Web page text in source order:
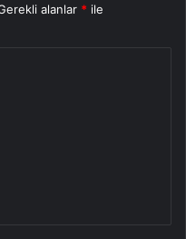
alanlar * ile